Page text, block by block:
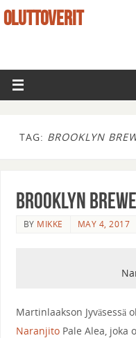
OLUTTOVERIT
TAG: BROOKLYN
Brooklyn
BY MIKKE MAY 4, 2017
Martinlaakson Jyväsessä
NaranjitoPale Alea, joka